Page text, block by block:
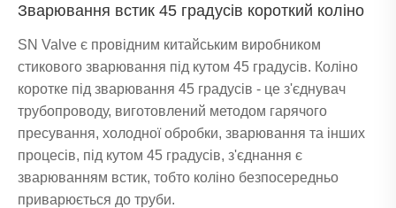
Зварювання встик 45 градусів короткий коліно
SN Valve є провідним китайським виробником
стикового зварювання під кутом 45 градусів. Коліно
коротке під зварювання 45 градусів - це з'єднувач
трубопроводу, виготовлений методом гарячого
пресування, холодної обробки, зварювання та інших
процесів, під кутом 45 градусів, з'єднання є
зварюванням встик, тобто коліно безпосередньо
приварюється до труби.